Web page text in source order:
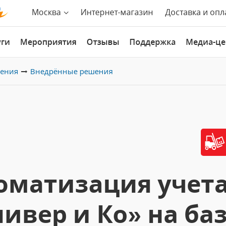
Москва Интернет-магазин Доставка и
Мероприятия Отзывы Поддержка Медиа-
Внедрённые решения
и Ко» на